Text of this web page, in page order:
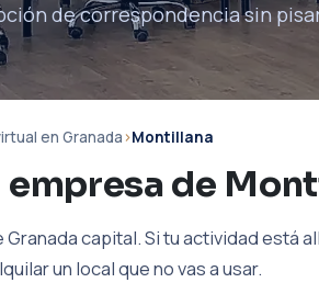
de correspondencia sin
en Granada›Montillana
de
Granada capital. Si tu actividad está
un local que no vas a usar.